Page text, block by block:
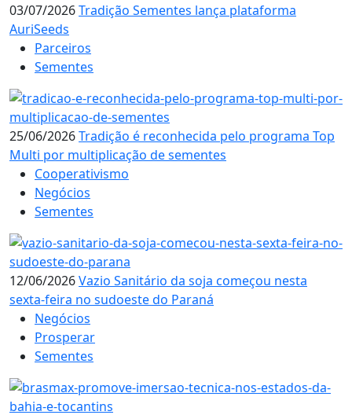
03/07/2026Tradição Sementes lança plataforma
AuriSeeds
Parceiros
Sementes
25/06/2026Tradição é reconhecida pelo programa Top
Multi por multiplicação de sementes
Cooperativismo
Negócios
Sementes
12/06/2026Vazio Sanitário da soja começou nesta
sexta-feira no sudoeste do Paraná
Negócios
Prosperar
Sementes